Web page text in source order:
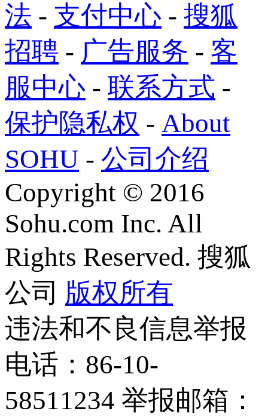
法 - 支付中心 - 搜狐
招聘 - 广告服务 - 客
服中心 - 联系方式 -
保护隐私权 - About
SOHU - 公司介绍
Copyright © 2016
Sohu.com Inc. All
Rights Reserved. 搜狐
公司 版权所有
违法和不良信息举报
电话：86-10-
58511234 举报邮箱：